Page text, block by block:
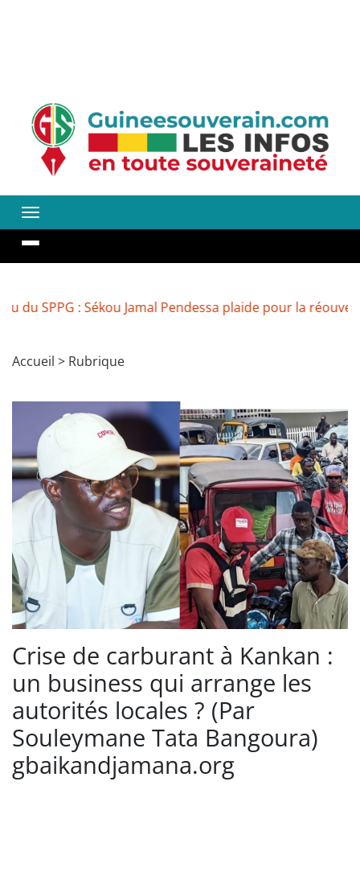
Sékou Jamal Pendessa plaide pour la réouverture des
Accueil > Rubrique
Crise de carburant à Kankan :
un business qui arrange les
autorités locales ? (Par
Souleymane Tata Bangoura)
gbaikandjamana.org